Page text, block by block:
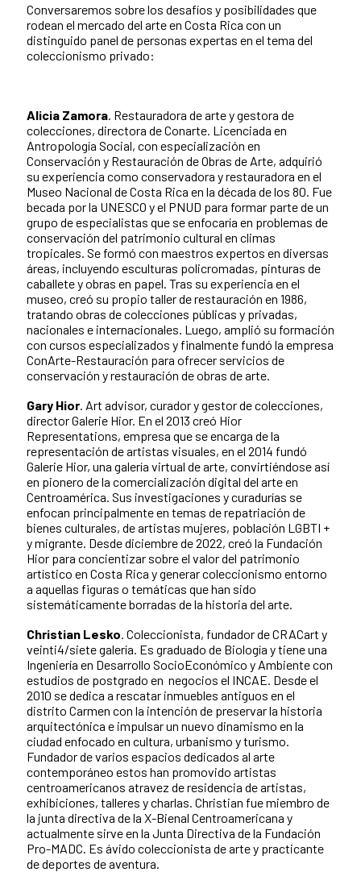
Conversaremos sobre los desafíos y posibilidades que
rodean el mercado del arte en Costa Rica con un
distinguido panel de personas expertas en el tema del
coleccionismo privado:
Alicia Zamora . Restauradora de arte y gestora de
colecciones, directora de Conarte. Licenciada en
Antropología Social, con especialización en
Conservación y Restauración de Obras de Arte, adquirió
su experiencia como conservadora y restauradora en el
Museo Nacional de Costa Rica en la década de los 80. Fue
becada por la UNESCO y el PNUD para formar parte de un
grupo de especialistas que se enfocaría en problemas de
conservación del patrimonio cultural en climas
tropicales. Se formó con maestros expertos en diversas
áreas, incluyendo esculturas policromadas, pinturas de
caballete y obras en papel. Tras su experiencia en el
museo, creó su propio taller de restauración en 1986,
tratando obras de colecciones públicas y privadas,
nacionales e internacionales. Luego, amplió su formación
con cursos especializados y finalmente fundó la empresa
ConArte-Restauración para ofrecer servicios de
conservación y restauración de obras de arte.
Gary Hior . Art advisor, curador y gestor de colecciones,
director Galerie Hior. En el 2013 creó Hior
Representations, empresa que se encarga de la
representación de artistas visuales, en el 2014 fundó
Galerie Hior, una galería virtual de arte, convirtiéndose así
en pionero de la comercialización digital del arte en
Centroamérica. Sus investigaciones y curadurías se
enfocan principalmente en temas de repatriación de
bienes culturales, de artistas mujeres, población LGBTI +
y migrante. Desde diciembre de 2022, creó la Fundación
Hior para concientizar sobre el valor del patrimonio
artístico en Costa Rica y generar coleccionismo entorno
a aquellas figuras o temáticas que han sido
sistemáticamente borradas de la historia del arte.
Christian Lesko . Coleccionista, fundador de CRACart y
veinti4/siete galería. Es graduado de Biología y tiene una
Ingeniería en Desarrollo SocioEconómico y Ambiente con
estudios de postgrado en negocios el INCAE. Desde el
2010 se dedica a rescatar inmuebles antiguos en el
distrito Carmen con la intención de preservar la historia
arquitectónica e impulsar un nuevo dinamismo en la
ciudad enfocado en cultura, urbanismo y turismo.
Fundador de varios espacios dedicados al arte
contemporáneo estos han promovido artistas
centroamericanos atravez de residencia de artistas,
exhibiciones, talleres y charlas. Christian fue miembro de
la junta directiva de la X-Bienal Centroamericana y
actualmente sirve en la Junta Directiva de la Fundación
Pro-MADC. Es ávido coleccionista de arte y practicante
de deportes de aventura.